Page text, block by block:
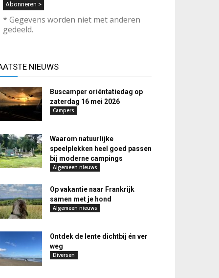
* Gegevens worden niet met anderen
gedeeld.
NIEUWS
Buscamper oriëntatiedag op
zaterdag 16 mei 2026
Campers
Waarom natuurlijke
speelplekken heel goed passen
bij moderne campings
Algemeen nieuws
Op vakantie naar Frankrijk
samen met je hond
Algemeen nieuws
Ontdek de lente dichtbij én ver
weg
Diversen